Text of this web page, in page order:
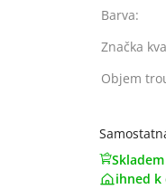
Barva:
Značka
Objem
ihned k